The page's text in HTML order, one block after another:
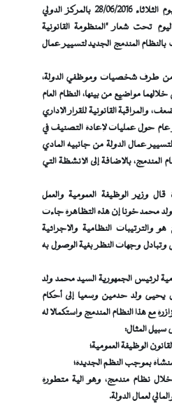
والعمل وعصرنة الإدارة صباح اليوم الثلاثاء 28/06/2016 بالمركز الدولي
تحت شعار "المنظومة القانونية
بالنظام المندمج الجديد لتسيير عمال
طرف شخصيات وموظفي الدولة،
مواضيع من بينها، النظام العام
والمراقبة القانونية للقرار الإداري
عام حول عمليات لإعادة التصنيف في
عمال الدولة من جانبيه المادي
المندمج، بالإضافة إلى الأنشظة التي
وزير الوظيفة العمومية والعمل
ولد محمد خونا إن هذه التظاهرة جاءت
والترتيبات النظامية والإجرائية
وتبادل وجهات النظر بغية الوصول به
لرئيس الجمهورية السيد محمد ولد
يحيى ولد حدمين وسعيا إلى أحكام
مع هذا النظام المندمج واستكمالا له
سبيل المثال:
الوظيفة العمومية؛
بموجب النظم الجديدة؛
نظام مندمج، وهو آلية متطورة
لعمال الدولة.